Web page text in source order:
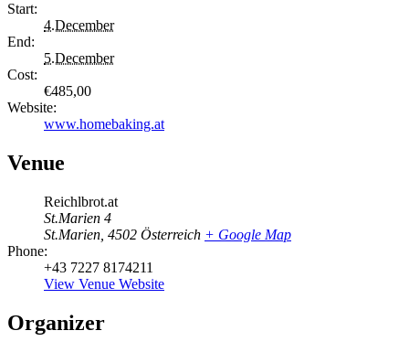
Start:
4.December
End:
5.December
Cost:
€485,00
Website:
www.homebaking.at
Venue
Reichlbrot.at
St.Marien 4
St.Marien 4502 Österreich + Google Map
Phone:
+43 7227 8174211
View Venue Website
Organizer